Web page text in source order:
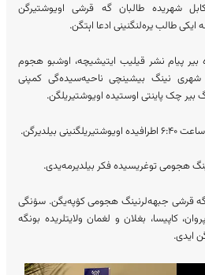
شهریده طالبان گه قرشی اویوشتیرگن
طالب یره‌لنگنینی ادعا اېتگن.
پیام نشر قیلیب ایتیشیچه، اوشبو هجوم
نینگ بیشینچی ناحیه‌سیده‌گی کمپنی
چک پاینتی اوستیده اویوشتیریلگن.
بیلدیرگن.
هجومی توغریسیده فکر بیلدیرمه‌یدی.
قرشی جبهه‌لرنینگ هجومی کۉپه‌یگن. سۉنگی
کاپیسا، بغلان‌ و لغمان ولایتلریده بونگه
ایدی.